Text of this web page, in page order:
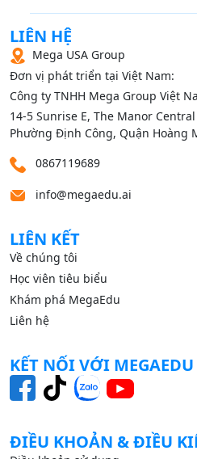
LIÊN HỆ
Mega USA Group
Đơn vị phát triển tại Việt Nam:
Công ty TNHH Mega Group Việt
14‑5 Sunrise E, The Manor
Phường Định Công, Quận Hoàng
0867119689
info@megaedu.ai
LIÊN KẾT
Về chúng tôi
Học viên tiêu biểu
Khám phá MegaEdu
Liên hệ
KẾT NỐI VỚI MEGAEDU
ĐIỀU KHOẢN & ĐIỀU